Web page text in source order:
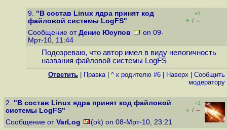
9. "В состав Linux ядра принят код
файловой системы LogFS"
+1
+ / –
Сообщение от Денис Юсупов
on 09-
Мрт-10, 11:44
Подозреваю, что автор имел в виду нелогичность
названия файловой системы LogFS
Ответить Правка| ^ к родителю #6 Наверх
Cообщить
модератору
2. "В состав Linux ядра принят код файловой
системы LogFS"
+1
+ / –
Сообщение от VarLog (ok) on 08-Мрт-10, 23:21